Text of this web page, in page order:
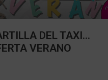
DEL TAXI…
VERANO